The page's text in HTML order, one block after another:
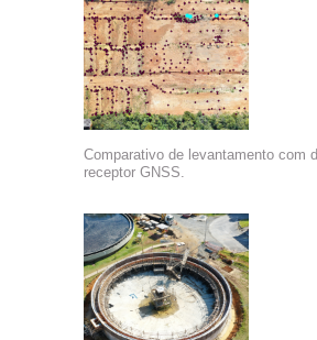
Comparativo de levantamento com
receptor GNSS.